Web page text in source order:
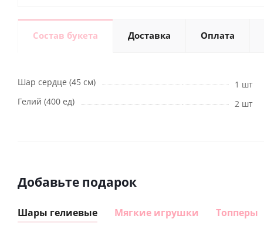
Состав букета Доставка Оплата
Шар сердце (45 см)
1 шт
Гелий (400 ед)
2 шт
Добавьте подарок
Шары гелиевые Мягкие игрушки Топперы